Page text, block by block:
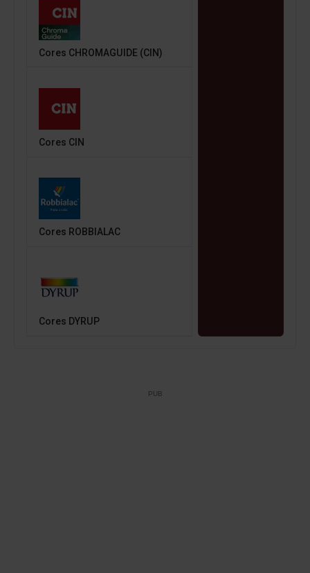
Cores CHROMAGUIDE (CIN)
Cores CIN
Cores ROBBIALAC
Cores DYRUP